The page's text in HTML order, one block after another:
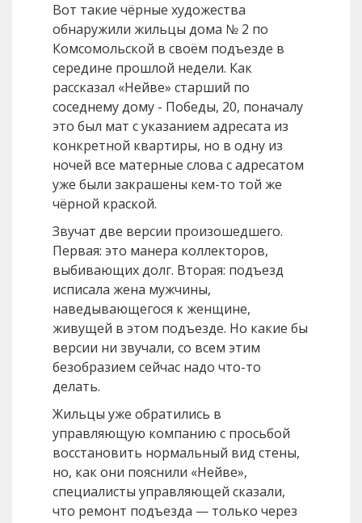
Вот такие чёрные художества
обнаружили жильцы дома № 2 по
Комсомольской в своём подъезде в
середине прошлой недели. Как
рассказал «Нейве» старший по
соседнему дому - Победы, 20, поначалу
это был мат с указанием адресата из
конкретной квартиры, но в одну из
ночей все матерные слова с адресатом
уже были закрашены кем-то той же
чёрной краской.
Звучат две версии произошедшего.
Первая: это манера коллекторов,
выбивающих долг. Вторая: подъезд
исписала жена мужчины,
наведывающегося к женщине,
живущей в этом подъезде. Но какие бы
версии ни звучали, со всем этим
безобразием сейчас надо что-то
делать.
Жильцы уже обратились в
управляющую компанию с просьбой
восстановить нормальный вид стены,
но, как они пояснили «Нейве»,
специалисты управляющей сказали,
что ремонт подъезда — только через